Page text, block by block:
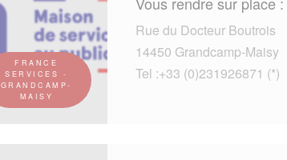
FRANCE
SERVICES -
GRANDCAMP-
MAISY
Rue du Docteur Boutrois
14450 Grandcamp-Maisy
Tel :+33 (0)231926871 (*)